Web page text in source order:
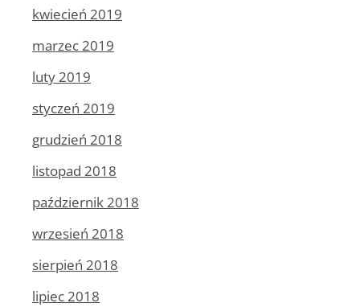
kwiecień 2019
marzec 2019
luty 2019
styczeń 2019
grudzień 2018
listopad 2018
październik 2018
wrzesień 2018
sierpień 2018
lipiec 2018